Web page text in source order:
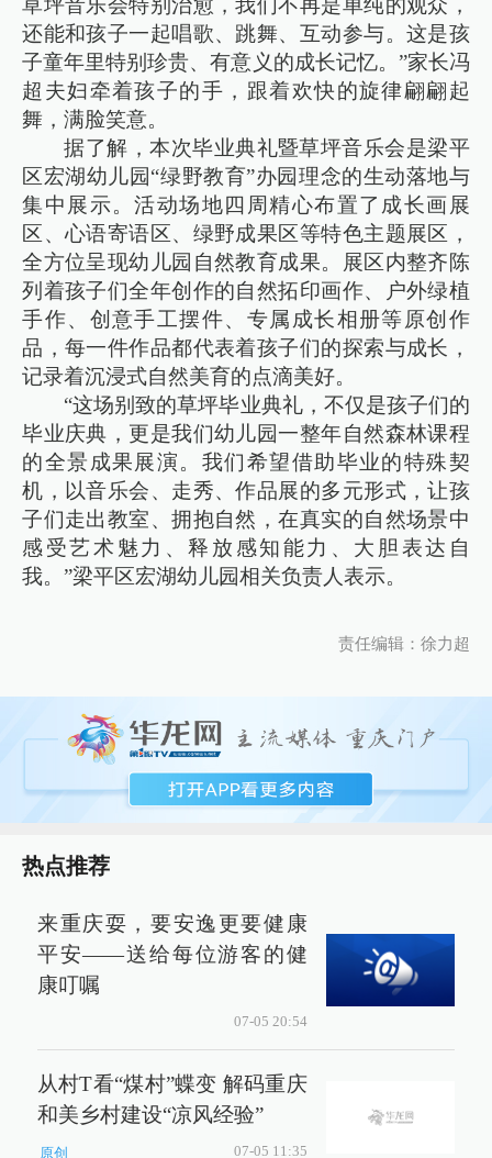
草坪音乐会特别治愈，我们不再是单纯的观众，
还能和孩子一起唱歌、跳舞、互动参与。这是孩
子童年里特别珍贵、有意义的成长记忆。”家长冯
超夫妇牵着孩子的手，跟着欢快的旋律翩翩起
舞，满脸笑意。
据了解，本次毕业典礼暨草坪音乐会是梁平
区宏湖幼儿园“绿野教育”办园理念的生动落地与
集中展示。活动场地四周精心布置了成长画展
区、心语寄语区、绿野成果区等特色主题展区，
全方位呈现幼儿园自然教育成果。展区内整齐陈
列着孩子们全年创作的自然拓印画作、户外绿植
手作、创意手工摆件、专属成长相册等原创作
品，每一件作品都代表着孩子们的探索与成长，
记录着沉浸式自然美育的点滴美好。
“这场别致的草坪毕业典礼，不仅是孩子们的
毕业庆典，更是我们幼儿园一整年自然森林课程
的全景成果展演。我们希望借助毕业的特殊契
机，以音乐会、走秀、作品展的多元形式，让孩
子们走出教室、拥抱自然，在真实的自然场景中
感受艺术魅力、释放感知能力、大胆表达自
我。”梁平区宏湖幼儿园相关负责人表示。
责任编辑：徐力超
热点推荐
来重庆耍，要安逸更要健康
平安——送给每位游客的健
康叮嘱
07-05 20:54
从村T看“煤村”蝶变 解码重庆
和美乡村建设“凉风经验”
原创 07-05 11:35